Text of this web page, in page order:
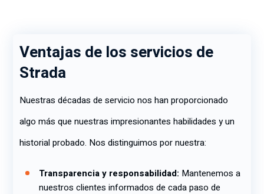
Ventajas de los servicios de
Strada
Nuestras décadas de servicio nos han proporcionado
algo más que nuestras impresionantes habilidades y un
historial probado. Nos distinguimos por nuestra:
Transparencia y responsabilidad: Mantenemos a
nuestros clientes informados de cada paso de